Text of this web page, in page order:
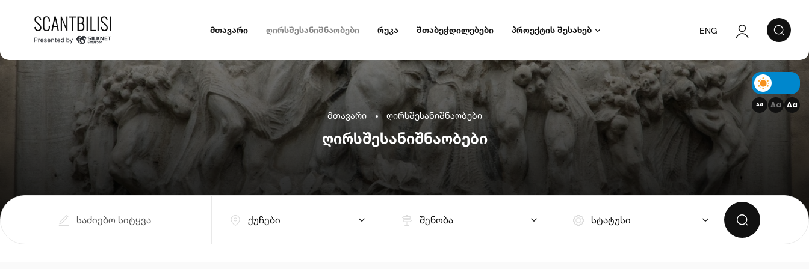
Aa Aa Aa
მთავარი ღირსშესანიშნაობები რუკა შთაბეჭდილებები პროექტის შესახებ ENG
ავტორიზაცია
რეგისტრაცია
მთავარი ღირსშესანიშნაობები
ღირსშესანიშნაობები